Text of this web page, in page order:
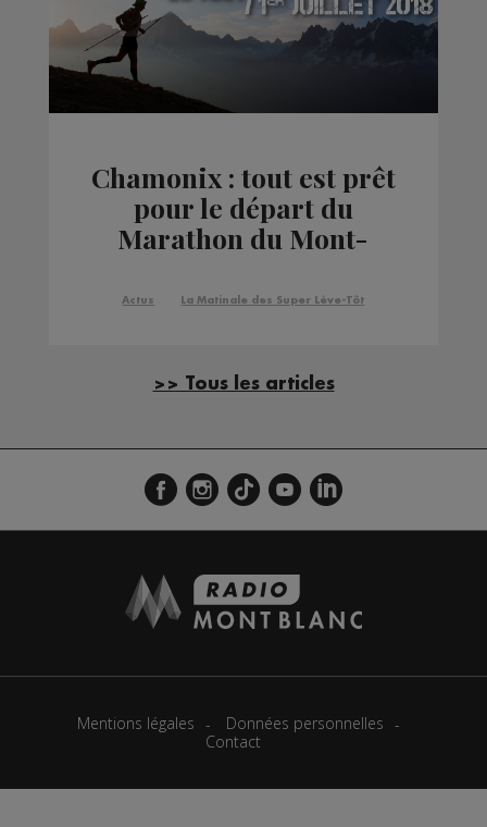
Chamonix : tout est prêt
pour le départ du
Marathon du Mont-
Actus La Matinale des Super Lève-Tôt
>> Tous les articles
Mentions légales
Données personnelles
Contact